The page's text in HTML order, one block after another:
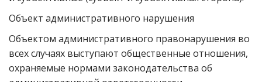
Объект административного нарушения
Объектом административного правонарушения во
всех случаях выступают общественные отношения,
охраняемые нормами законодательства об